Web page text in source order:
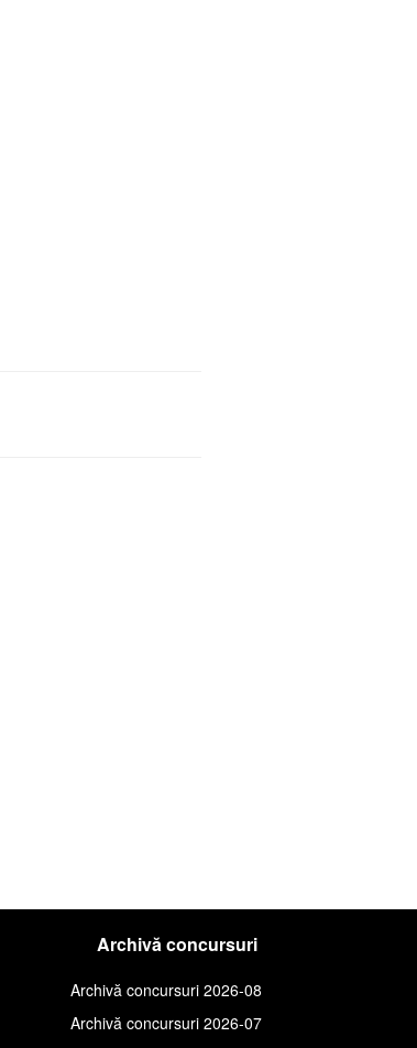
Archivă concursuri
Archivă concursuri 2026-08
Archivă concursuri 2026-07